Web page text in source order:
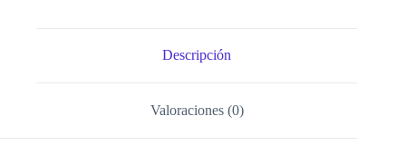
Descripción
Valoraciones (0)